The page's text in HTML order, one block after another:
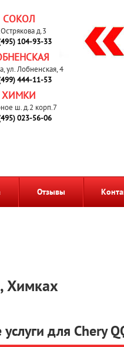
СОКОЛ
д.3
104-93-33
ул. Лобненская, 4
444-11-53
ХИМКИ
ш. д.2 корп.7
023-56-06
Отзывы
Химках
для Chery